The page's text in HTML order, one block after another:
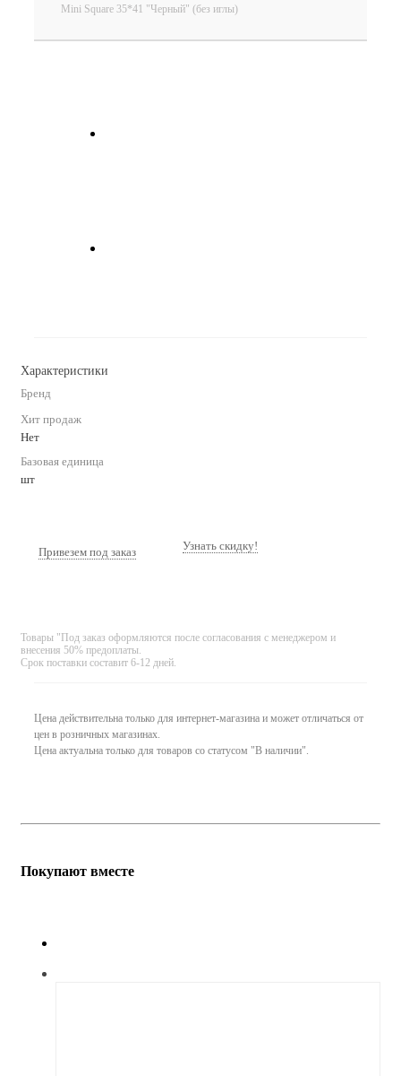
Mini Square 35*41 "Черный" (без иглы)
Характеристики
Бренд
Хит продаж
Нет
Базовая единица
шт
Привезем под заказ Узнать скидку!
Товары "Под заказ оформляются после согласования с менеджером и
внесения 50% предоплаты.
Срок поставки составит 6-12 дней.
Цена действительна только для интернет-магазина и может отличаться от
цен в розничных магазинах.
Цена актуальна только для товаров со статусом "В наличии".
Покупают вместе